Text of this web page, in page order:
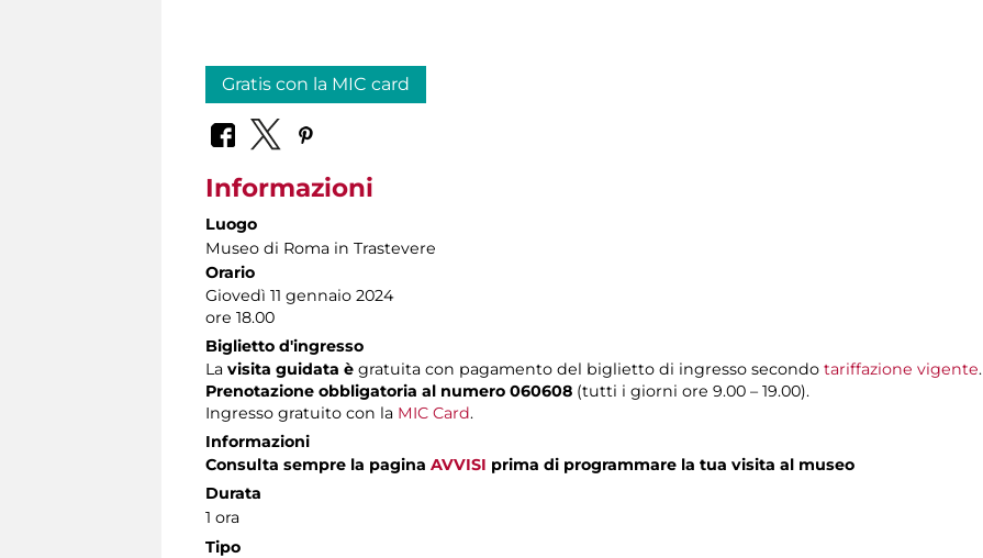
Gratis con la MIC card
Informazioni
Luogo
Museo di Roma in Trastevere
Orario
Giovedì 11 gennaio 2024
ore 18.00
Biglietto d'ingresso
La visita guidata è gratuita con pagamento del biglietto di ingresso secondo tariffazione vigente.
Prenotazione obbligatoria al numero 060608 (tutti i giorni ore 9.00 – 19.00).
Ingresso gratuito con la MIC Card.
Informazioni
Consulta sempre la pagina AVVISI prima di programmare la tua visita al museo
Durata
1 ora
Tipo